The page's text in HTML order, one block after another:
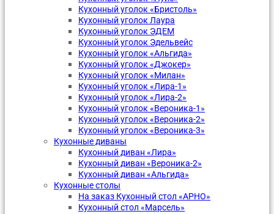
Кухонный уголок «Бристоль»
Кухонный уголок Лаура
Кухонный уголок ЭДЕМ
Кухонный уголок Эдельвейс
Кухонный уголок «Альгида»
Кухонный уголок «Джокер»
Кухонный уголок «Милан»
Кухонный уголок «Лира-1»
Кухонный уголок «Лира-2»
Кухонный уголок «Вероника-1»
Кухонный уголок «Вероника-2»
Кухонный уголок «Вероника-3»
Кухонные диваны
Кухонный диван «Лира»
Кухонный диван «Вероника-2»
Кухонный диван «Альгида»
Кухонные столы
На заказ Кухонный стол «АРНО»
Кухонный стол «Марсель»